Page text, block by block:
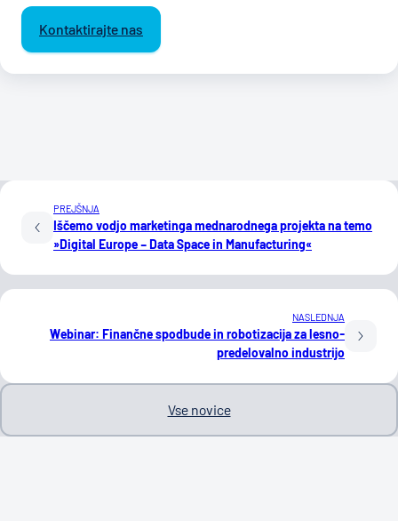
Kontaktirajte nas
PREJŠNJA
Iščemo vodjo marketinga mednarodnega projekta na temo
»Digital Europe – Data Space in Manufacturing«
NASLEDNJA
Webinar: Finančne spodbude in robotizacija za lesno-
predelovalno industrijo
Vse novice